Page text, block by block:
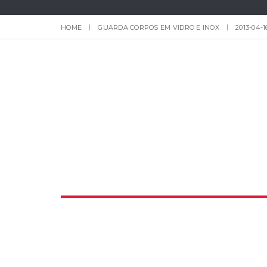
HOME GUARDA CORPOS EM VIDRO E INOX 2013-04-